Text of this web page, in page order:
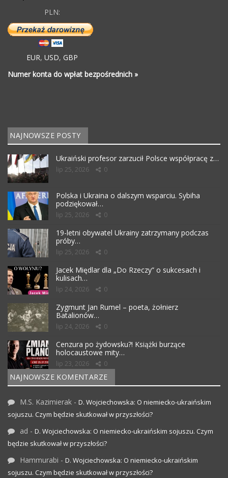
PLN:
EUR, USD, GBP
Numer konta do wpłat bezpośrednich »
NAJNOWSZE POSTY
Ukraiński profesor zarzucił Polsce współpracę z…
lip 25, 2026 0
Polska i Ukraina o dalszym wsparciu. Sybiha
podziękował…
lip 25, 2026 0
19-letni obywatel Ukrainy zatrzymany podczas
próby…
lip 25, 2026 0
Jacek Międlar dla „Do Rzeczy” o sukcesach i
kulisach…
lip 24, 2026 0
Zygmunt Jan Rumel – poeta, żołnierz
Batalionów…
lip 24, 2026 0
Cenzura po żydowsku?! Książki burzące
holocaustowe mity…
lip 23, 2026 0
NAJNOWSZE KOMENTARZE
M.S. Kazimierak - D. Wojciechowska: O niemiecko-ukraińskim
sojuszu. Czym będzie skutkował w przyszłości?
ad - D. Wojciechowska: O niemiecko-ukraińskim sojuszu. Czym
będzie skutkował w przyszłości?
Hammurabi - D. Wojciechowska: O niemiecko-ukraińskim
sojuszu. Czym będzie skutkował w przyszłości?